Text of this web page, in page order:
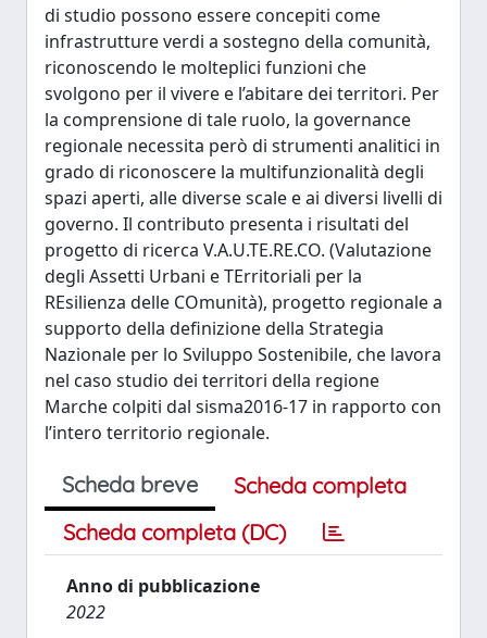
di studio possono essere concepiti come
infrastrutture verdi a sostegno della comunità,
riconoscendo le molteplici funzioni che
svolgono per il vivere e l’abitare dei territori. Per
la comprensione di tale ruolo, la governance
regionale necessita però di strumenti analitici in
grado di riconoscere la multifunzionalità degli
spazi aperti, alle diverse scale e ai diversi livelli di
governo. Il contributo presenta i risultati del
progetto di ricerca V.A.U.TE.RE.CO. (Valutazione
degli Assetti Urbani e TErritoriali per la
REsilienza delle COmunità), progetto regionale a
supporto della definizione della Strategia
Nazionale per lo Sviluppo Sostenibile, che lavora
nel caso studio dei territori della regione
Marche colpiti dal sisma2016-17 in rapporto con
l’intero territorio regionale.
Scheda breve
Scheda completa
Scheda completa (DC)
Anno di pubblicazione
2022